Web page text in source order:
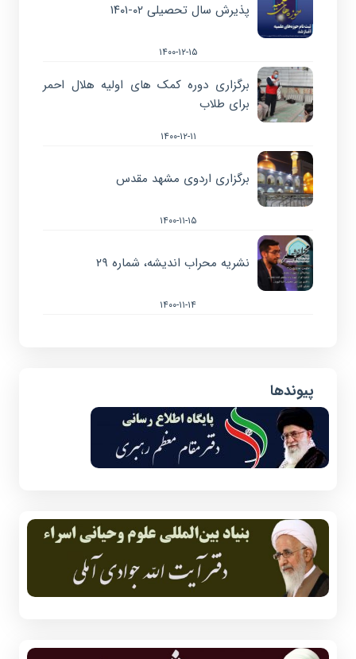
پذیرش سال تحصیلی ۰۲-۱۴۰۱
۱۴۰۰-۱۲-۱۵
برگزاری دوره کمک های اولیه هلال احمر
برای طلاب
۱۴۰۰-۱۲-۱۱
برگزاری اردوی مشهد مقدس
۱۴۰۰-۱۱-۱۵
نشریه محراب اندیشه، شماره ۲۹
۱۴۰۰-۱۱-۱۴
پیوندها